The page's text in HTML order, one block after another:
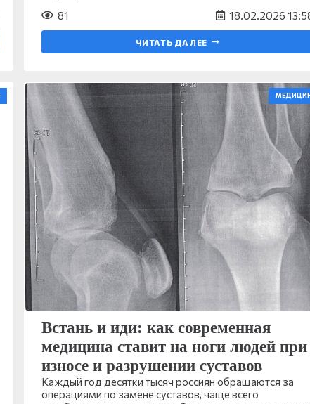
81
18.02.2026
ЧИТАТЬ ДАЛЕЕ
Встань и иди: как современная
медицина ставит на ноги людей при
износе и разрушении суставов
Каждый год десятки тысяч россиян обращаются за
операциями по замене суставов, чаще всего